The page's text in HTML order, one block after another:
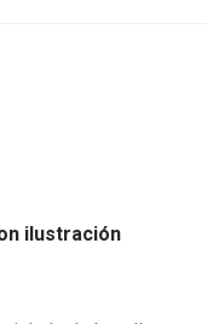
ilustración